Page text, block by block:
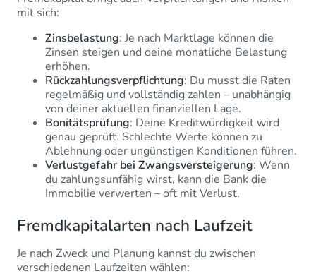
mit sich:
Zinsbelastung: Je nach Marktlage können die
Zinsen steigen und deine monatliche Belastung
erhöhen.
Rückzahlungsverpflichtung: Du musst die Raten
regelmäßig und vollständig zahlen – unabhängig
von deiner aktuellen finanziellen Lage.
Bonitätsprüfung: Deine Kreditwürdigkeit wird
genau geprüft. Schlechte Werte können zu
Ablehnung oder ungünstigen Konditionen führen.
Verlustgefahr bei Zwangsversteigerung: Wenn
du zahlungsunfähig wirst, kann die Bank die
Immobilie verwerten – oft mit Verlust.
Fremdkapitalarten nach Laufzeit
Je nach Zweck und Planung kannst du zwischen
verschiedenen Laufzeiten wählen: